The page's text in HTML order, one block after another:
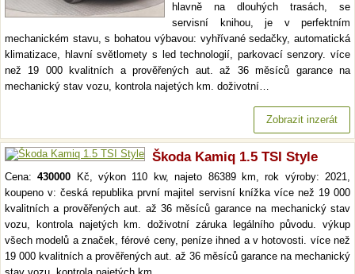
hlavně na dlouhých trasách, se
servisní knihou, je v perfektním
mechanickém stavu, s bohatou výbavou: vyhřívané sedačky, automatická
klimatizace, hlavní světlomety s led technologií, parkovací senzory. více
než 19 000 kvalitních a prověřených aut. až 36 měsíců garance na
mechanický stav vozu, kontrola najetých km. doživotní…
Zobrazit inzerát
Škoda Kamiq 1.5 TSI Style
Cena:430000 Kč, výkon 110 kw, najeto 86389 km, rok výroby: 2021,
koupeno v: česká republika první majitel servisní knížka více než 19 000
kvalitních a prověřených aut. až 36 měsíců garance na mechanický stav
vozu, kontrola najetých km. doživotní záruka legálního původu. výkup
všech modelů a značek, férové ceny, peníze ihned a v hotovosti. více než
19 000 kvalitních a prověřených aut. až 36 měsíců garance na mechanický